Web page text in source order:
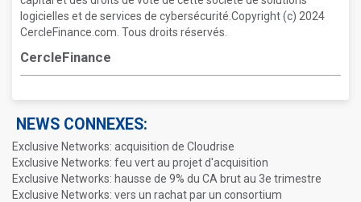
logicielles et de services de cybersécurité.Copyright (c) 2024
CercleFinance.com. Tous droits réservés.
CercleFinance
NEWS CONNEXES:
Exclusive Networks: acquisition de Cloudrise
Exclusive Networks: feu vert au projet d'acquisition
Exclusive Networks: hausse de 9% du CA brut au 3e trimestre
Exclusive Networks: vers un rachat par un consortium